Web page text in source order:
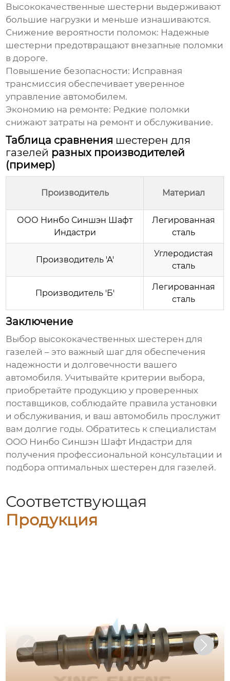
Высококачественные шестерни выдерживают
большие нагрузки и меньше изнашиваются.
Снижение вероятности поломок: Надежные
шестерни предотвращают внезапные поломки
в дороге.
Повышение безопасности: Исправная
трансмиссия обеспечивает уверенное
управление автомобилем.
Экономию на ремонте: Редкие поломки
снижают затраты на ремонт и обслуживание.
Таблица сравнения шестерен для
газелей разных производителей
(пример)
Производитель Материал
ООО Нинбо Синшэн Шафт
Индастри
Легированная
сталь
Производитель 'А'
Углеродистая
сталь
Производитель 'Б'
Легированная
сталь
Заключение
Выбор высококачественных шестерен для
газелей – это важный шаг для обеспечения
надежности и долговечности вашего
автомобиля. Учитывайте критерии выбора,
приобретайте продукцию у проверенных
поставщиков, соблюдайте правила установки
и обслуживания, и ваш автомобиль прослужит
вам долгие годы. Обратитесь к специалистам
ООО Нинбо Синшэн Шафт Индастри для
получения профессиональной консультации и
подбора оптимальных шестерен для газелей.
Соответствующая
Продукция